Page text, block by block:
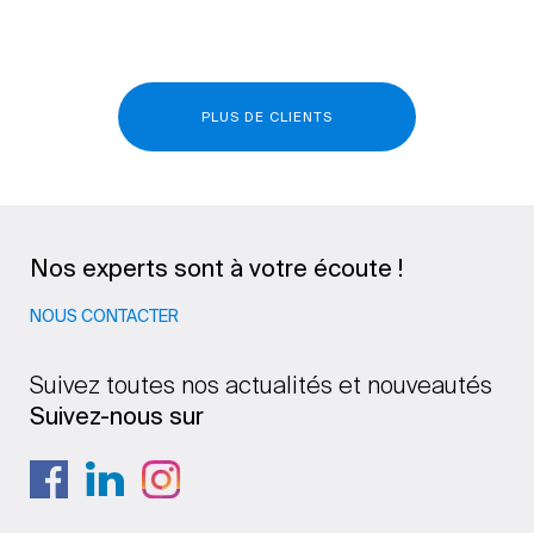
PLUS DE CLIENTS
Nos experts sont à votre écoute !
NOUS CONTACTER
Suivez toutes nos actualités et nouveautés
Suivez-nous sur